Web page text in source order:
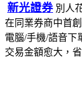
新光證券 別人
在同業券商中首
電腦/手機/語音下
交易金額愈大，